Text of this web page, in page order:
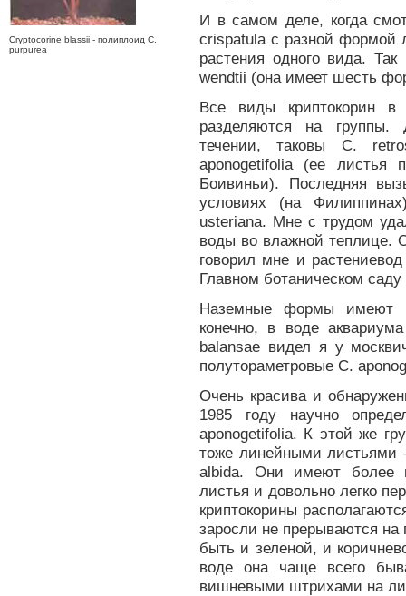
И в самом деле, когда
crispatula с разной формой
растения одного вида.
wendtii (она имеет шесть
Все виды криптокорин в
разделяются на группы.
течении, таковы С.
aponogetifolia (ее листья
Боивиньи). Последняя
условиях (на
usteriana. Мне с трудом
воды во влажной теплице.
говорил мне и
Главном ботаническом
Наземные формы имеют
конечно, в воде
balansae видел я у
полутораметровые С.
Очень красива и
1985 году научно
aponogetifolia. К этой же
тоже линейными листьями
albida. Они имеют более
листья и довольно легко
криптокорины
заросли не прерываются на
быть и зеленой, и
воде она чаще всего
вишневыми штрихами на
Cryptocorine blassii - полиплоид C.
purpurea